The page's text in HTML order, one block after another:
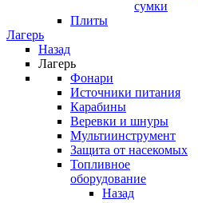
сумки
Плиты
Лагерь
Назад
Лагерь
Фонари
Источники питания
Карабины
Веревки и шнуры
Мультиинструмент
Защита от насекомых
Топливное
оборудование
Назад